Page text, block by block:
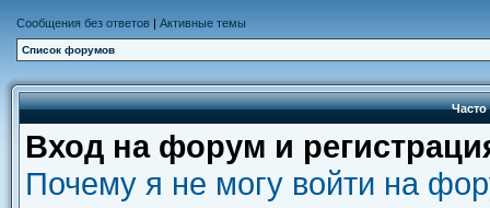
Сообщения без ответов | Активные темы
Список форумов
Вход на форум и
Почему я не могу войти на